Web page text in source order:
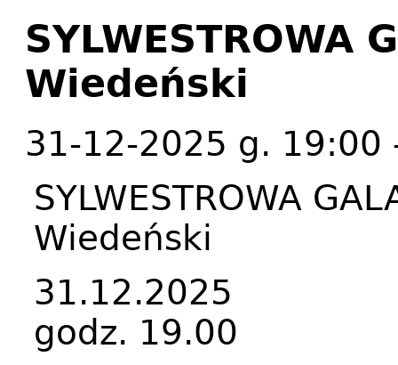
SYLWESTROWA
Wiedeński
31-12-2025 g. 19:00
SYLWESTROWA
Wiedeński
31.12.2025
godz. 19.00